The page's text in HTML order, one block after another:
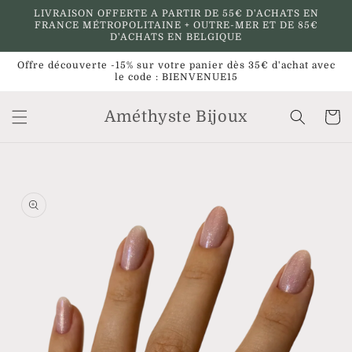
passer
au
LIVRAISON OFFERTE A PARTIR DE 55€ D'ACHATS EN
FRANCE MÉTROPOLITAINE + OUTRE-MER ET DE 85€
D'ACHATS EN BELGIQUE
Offre découverte -15% sur votre panier dès 35€ d'achat avec
le code : BIENVENUE15
Améthyste Bijoux Panier
informations